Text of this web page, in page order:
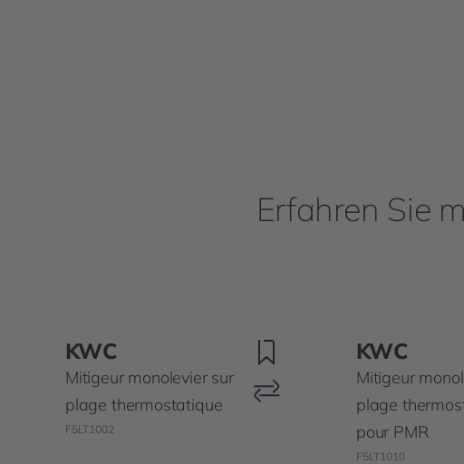
Erfahren Sie
KWC
Mitigeur monolevier sur
plage thermostatique
F5LT1002
KWC
Mitigeur
plage
pour PMR
F5LT1010